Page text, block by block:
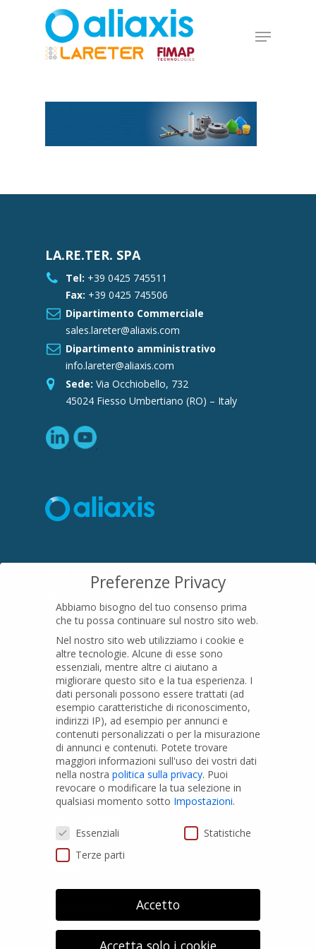
Menu
LA.RE.TER. SPA
Tel: +39 0425 745511
Fax: +39 0425 745506
Dipartimento Commerciale
sales.lareter@aliaxis.com
Dipartimento amministrativo
info.lareter@aliaxis.com
Sede: Via Occhiobello, 732
45024 Fiesso Umbertiano (RO) – Italy
16015 Casella (GE) – Italy
01079200299
PRODOTTI
Tubi PVC
Raccordi PVC
Tubi e Raccordi in PVC-A
Pozzi Artesiani
Privacy Policy
GDPR Personal data
Preferenze Privacy
Abbiamo bisogno del tuo consenso prima
che tu possa continuare sul nostro sito web.
Nel nostro sito web utilizziamo i cookie e
altre tecnologie. Alcune di esse sono
essenziali, mentre altre ci aiutano a
migliorare questo sito e la tua esperienza. I
dati personali possono essere trattati (ad
esempio caratteristiche di riconoscimento,
indirizzi IP), ad esempio per annunci e
contenuti personalizzati o per la misurazione
di annunci e contenuti. Potete trovare
maggiori informazioni sull'uso dei vostri dati
nella nostra politica sulla privacy. Puoi
revocare o modificare la tua selezione in
qualsiasi momento sotto Impostazioni.
Preferenze Privacy
Essenziali
Statistiche
Terze parti
Accetto